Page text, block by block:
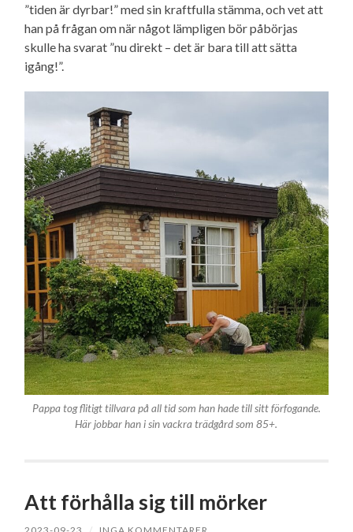
”tiden är dyrbar!” med sin kraftfulla stämma, och vet att
han på frågan om när något lämpligen bör påbörjas
skulle ha svarat ”nu direkt – det är bara till att sätta
igång!”.
Pappa tog flitigt tillvara på all tid som han hade till sitt förfogande.
Här jobbar han i sin vackra trädgård som 85+.
Att förhålla sig till mörker